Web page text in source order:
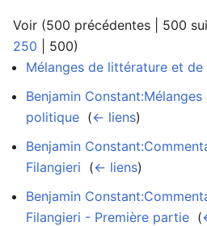
Voir (500 précédentes 500
250
500)
Mélanges de littérature et
Benjamin
politique (← liens)
Benjamin
Filangieri (← liens)
Benjamin
Filangieri - Première partie (